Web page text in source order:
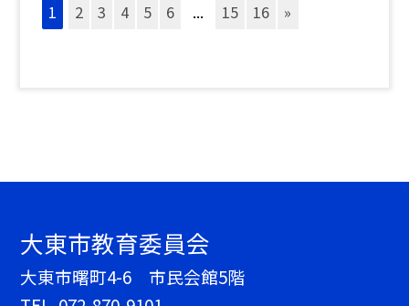
1 2 3 4 5 6 ... 15 16 »
大東市教育委員会
大東市曙町4-6 市民会館5階